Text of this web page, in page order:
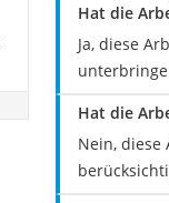
Hat die
Ja, diese
Hat die
Nein, diese